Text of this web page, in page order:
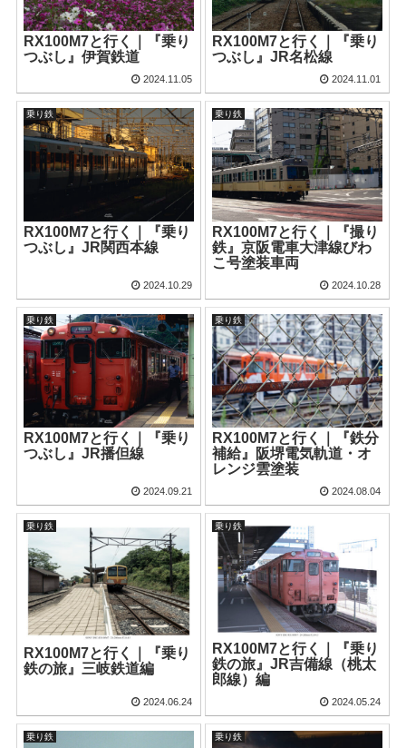
RX100M7と行く｜『乗り
つぶし』伊賀鉄道
2024.11.05
RX100M7と行く｜『乗り
つぶし』JR名松線
2024.11.01
乗り鉄
RX100M7と行く｜『乗り
つぶし』JR関西本線
2024.10.29
乗り鉄
RX100M7と行く｜『撮り
鉄』京阪電車大津線びわ
こ号塗装車両
2024.10.28
乗り鉄
RX100M7と行く｜『乗り
つぶし』JR播但線
2024.09.21
乗り鉄
RX100M7と行く｜『鉄分
補給』阪堺電気軌道・オ
レンジ雲塗装
2024.08.04
乗り鉄
RX100M7と行く｜『乗り
鉄の旅』三岐鉄道編
2024.06.24
乗り鉄
RX100M7と行く｜『乗り
鉄の旅』JR吉備線（桃太
郎線）編
2024.05.24
乗り鉄 乗り鉄